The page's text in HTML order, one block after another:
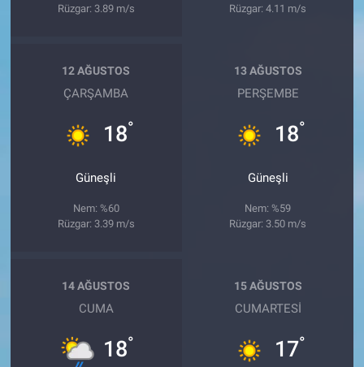
Rüzgar: 3.89 m/s
Rüzgar: 4.11 m/s
12 AĞUSTOS
ÇARŞAMBA
18°
Güneşli
Nem: %60
Rüzgar: 3.39 m/s
13 AĞUSTOS
PERŞEMBE
18°
Güneşli
Nem: %59
Rüzgar: 3.50 m/s
14 AĞUSTOS
CUMA
18°
15 AĞUSTOS
CUMARTESI
17°